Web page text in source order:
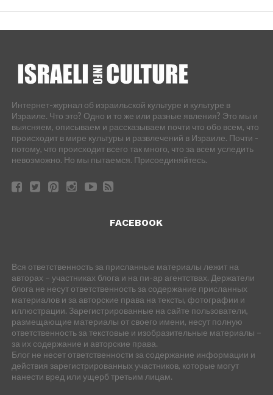
Интернет-журнал об израильской культуре и культуре в
Израиле. Что это? Одно и то же или разные явления? Это мы и
выясняем, описываем и рассказываем почти что обо всем, что
происходит в мире культуры и развлечений в Израиле. Почти -
потому, что происходит всего так много, что за всем уследить
невозможно. Но мы пытаемся. Присоединяйтесь.
FACEBOOK
Вся ответственность за присланные материалы лежит на
авторах – участниках блога и на пи-ар агентствах. Держатели
блога не несут ответственность за содержание присланных
материалов и за авторские права на тексты, фотографии и
иллюстрации. Зарегистрированные на сайте пользователи,
размещающие материалы от своего имени, несут полную
ответственность за текстовые и изобразительные материалы –
за их содержание и авторские права.
Блог не несет ответственности за содержание информации и
действия зарегистрированных участников, которые могут
нанести вред или ущерб третьим лицам.